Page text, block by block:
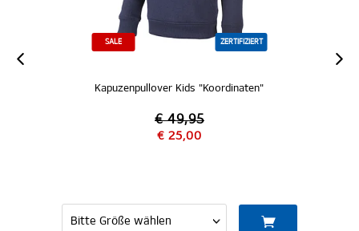
Kapuzenpullover Kids "Koordinaten"